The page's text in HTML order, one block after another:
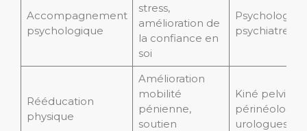
Accompagnement
psychologique
stress,
amélioration de
la confiance en
soi
psychiatres
Rééducation
physique
Amélioration
mobilité
pénienne,
soutien
Kiné pelvi-
périnéologie,
urologues